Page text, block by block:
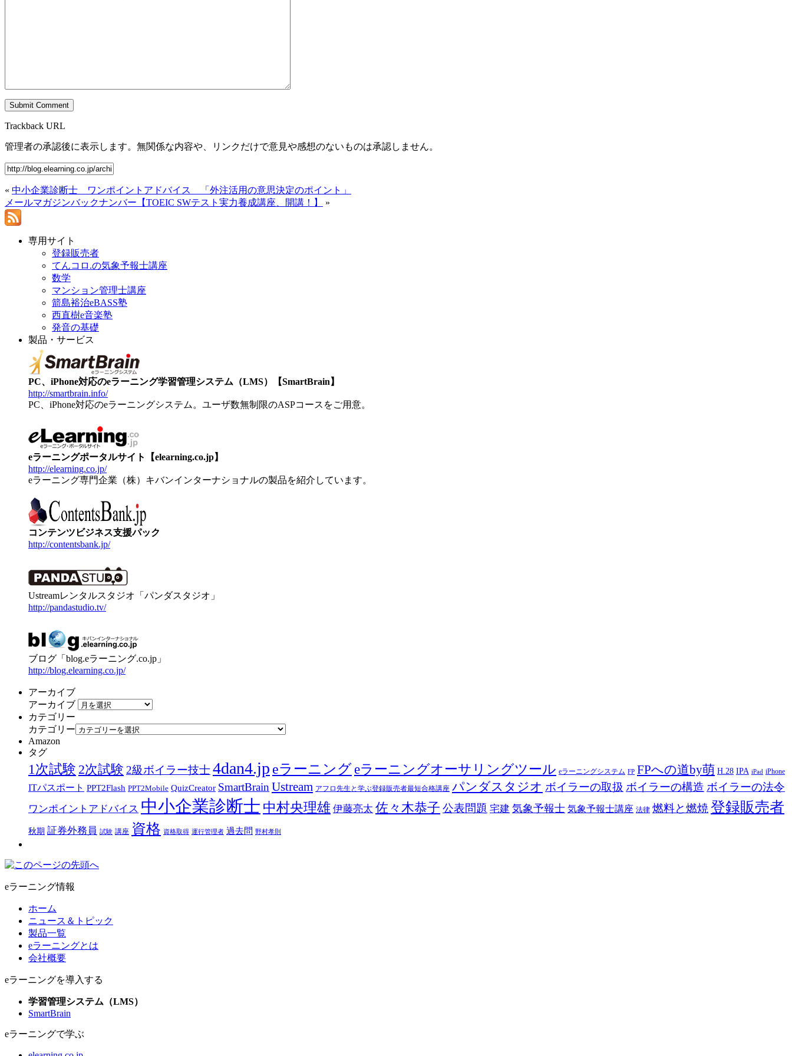
Trackback URL
管理者の承認後に表示します。無関係な内容や、リンクだけで意見や感想のないものは承認しません。
« 中小企業診断士 ワンポイントアドバイス 「外注活用の意思決定のポイント」
メールマガジンバックナンバー【TOEIC SWテスト実力養成講座、開講！】
»
専用サイト
登録販売者
てんコロ.の気象予報士講座
数学
マンション管理士講座
箭島裕治eBASS塾
西直樹e音楽塾
発音の基礎
製品・サービス
PC、iPhone対応のeラーニング学習管理システム（LMS）【SmartBrain】
http://smartbrain.info/
PC、iPhone対応のeラーニングシステム。ユーザ数無制限のASPコースをご用意。
eラーニングポータルサイト【elearning.co.jp】
http://elearning.co.jp/
eラーニング専門企業（株）キバンインターナショナルの製品を紹介しています。
コンテンツビジネス支援パック
http://contentsbank.jp/
Ustreamレンタルスタジオ「パンダスタジオ」
http://pandastudio.tv/
ブログ「blog.eラーニング.co.jp」
http://blog.elearning.co.jp/
アーカイブ
アーカイブ
カテゴリー
カテゴリー
Amazon
タグ
1次試験 2次試験 2級ボイラー技士4dan4.jp eラーニング eラーニングオーサリングツール eラーニングシステム FP FPへの道by萌 H.28 IPA iPad iPhone
ITパスポート PPT2Flash PPT2Mobile QuizCreator SmartBrain Ustream アフロ先生と学ぶ登録販売者最短合格講座 パンダスタジオ ボイラーの取扱 ボイラーの構造 ボイラーの法令
ワンポイントアドバイス 中小企業診断士 中村央理雄 伊藤亮太 佐々木恭子 公表問題 宅建 気象予報士 気象予報士講座 法律 燃料と燃焼 登録販売者
秋期 証券外務員 試験 講座 資格 資格取得 運行管理者 過去問 野村孝則
eラーニング情報
ホーム
ニュース＆トピック
製品一覧
eラーニングとは
会社概要
eラーニングを導入する
学習管理システム（LMS）
SmartBrain
eラーニングで学ぶ